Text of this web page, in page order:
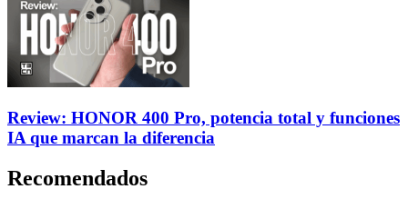
Review: HONOR 400 Pro, potencia total y funciones
IA que marcan la diferencia
Recomendados